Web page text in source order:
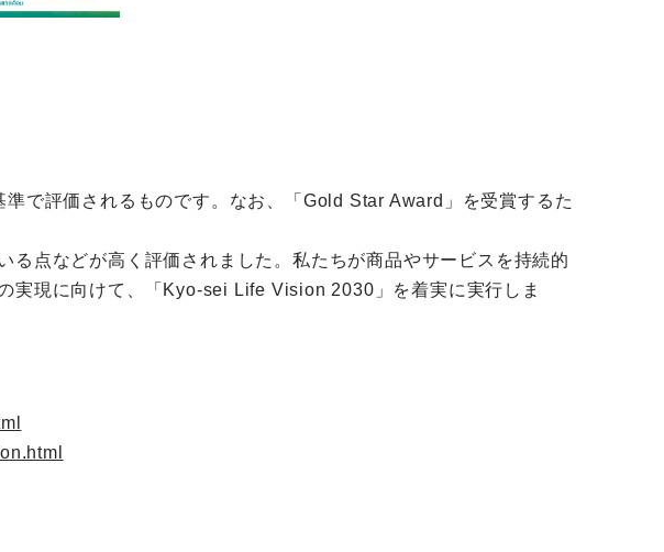
で評価されるものです。なお、「Gold Star Award」を受賞するた
点などが高く評価されました。私たちが商品やサービスを持続的
実現に向けて、「Kyo-sei Life Vision 2030」を着実に実行しま